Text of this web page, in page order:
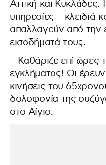
Αττική και Κυκλάδες.
υπηρεσίες – κλειδιά
απαλλαγούν από την
εισοδήματά τους.
– Καθάριζε επί ώρες
εγκλήματος! Οι
κινήσεις του
δολοφονία της
στο Αίγιο.